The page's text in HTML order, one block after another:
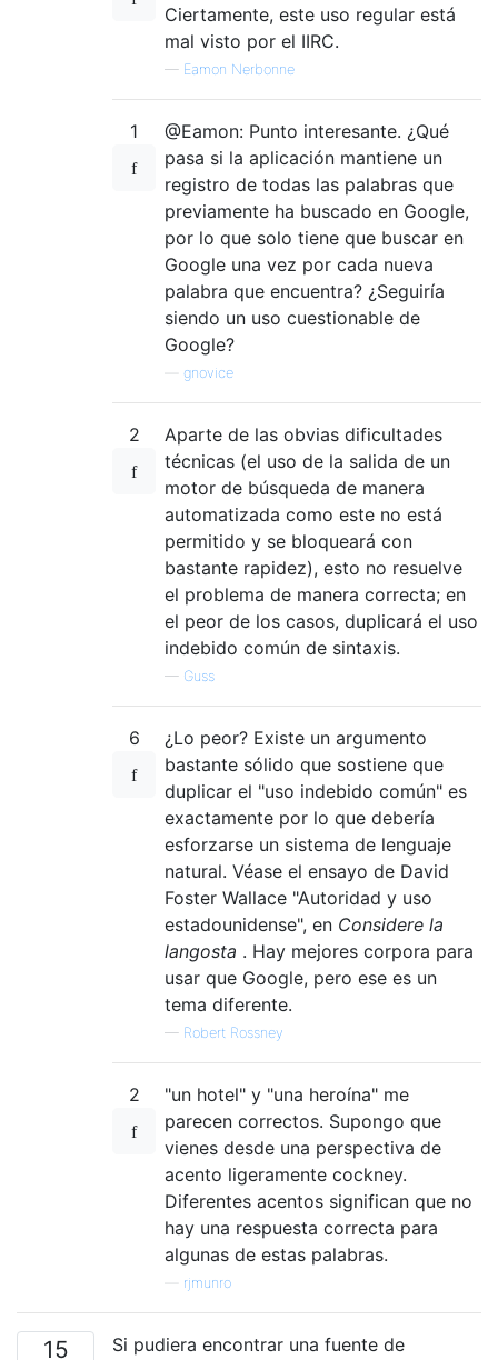
Ciertamente, este uso regular está
mal visto por el IIRC.
— Eamon Nerbonne
1
@Eamon: Punto interesante. ¿Qué
pasa si la aplicación mantiene un
registro de todas las palabras que
previamente ha buscado en Google,
por lo que solo tiene que buscar en
Google una vez por cada nueva
palabra que encuentra? ¿Seguiría
siendo un uso cuestionable de
Google?
gnovice
2
Aparte de las obvias dificultades
técnicas (el uso de la salida de un
motor de búsqueda de manera
automatizada como este no está
permitido y se bloqueará con
bastante rapidez), esto no resuelve
el problema de manera correcta; en
el peor de los casos, duplicará el uso
indebido común de sintaxis.
— Guss
6
¿Lo peor? Existe un argumento
bastante sólido que sostiene que
duplicar el "uso indebido común" es
exactamente por lo que debería
esforzarse un sistema de lenguaje
natural. Véase el ensayo de David
Foster Wallace "Autoridad y uso
estadounidense", en Considere la
langosta . Hay mejores corpora para
usar que Google, pero ese es un
tema diferente.
— Robert Rossney
2
"un hotel" y "una heroína" me
parecen correctos. Supongo que
vienes desde una perspectiva de
acento ligeramente cockney.
Diferentes acentos significan que no
hay una respuesta correcta para
algunas de estas palabras.
rjmunro
15
Si pudiera encontrar una fuente de